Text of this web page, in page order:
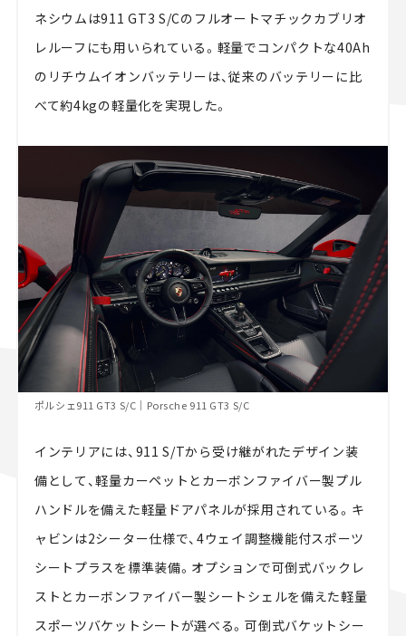
ネシウムは911 GT3 S/Cのフルオートマチックカブリオ
レルーフにも用いられている。軽量でコンパクトな40Ah
のリチウムイオンバッテリーは、従来のバッテリーに比
べて約4kgの軽量化を実現した。
ポルシェ911 GT3 S/C｜Porsche 911 GT3 S/C
インテリアには、911 S/Tから受け継がれたデザイン装
備として、軽量カーペットとカーボンファイバー製プル
ハンドルを備えた軽量ドアパネルが採用されている。キ
ャビンは2シーター仕様で、4ウェイ調整機能付スポーツ
シートプラスを標準装備。オプションで可倒式バックレ
ストとカーボンファイバー製シートシェルを備えた軽量
スポーツバケットシートが選べる。可倒式バケットシー